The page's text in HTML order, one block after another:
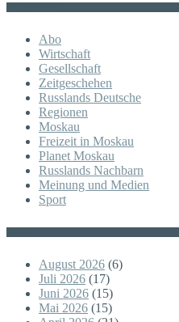
Abo
Wirtschaft
Gesellschaft
Zeitgeschehen
Russlands Deutsche
Regionen
Moskau
Freizeit in Moskau
Planet Moskau
Russlands Nachbarn
Meinung und Medien
Sport
August 2026 (6)
Juli 2026 (17)
Juni 2026 (15)
Mai 2026 (15)